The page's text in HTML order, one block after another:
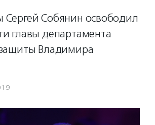
Собянин освободил
главы департамента
Владимира